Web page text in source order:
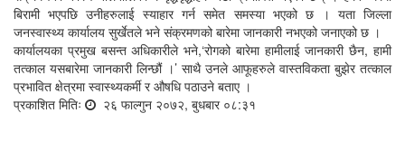
बिरामी भएपछि उनीहरुलाई स्याहार गर्न समेत समस्या भएको छ । यता जिल्ला
जनस्वास्थ्य कार्यालय सुर्खेतले भने संक्रमणको बारेमा जानकारी नभएको जनाएको छ ।
कार्यालयका प्रमुख बसन्त अधिकारीले भने,‘रोगको बारेमा हामीलाई जानकारी छैन, हामी
तत्काल यसबारेमा जानकारी लिन्छौं ।’ साथै उनले आफूहरुले वास्तविकता बुझेर तत्काल
प्रभावित क्षेत्रमा स्वास्थ्यकर्मी र औषधि पठाउने बताए ।
प्रकाशित मितिः
२६ फाल्गुन २०७२, बुधबार ०८:३१